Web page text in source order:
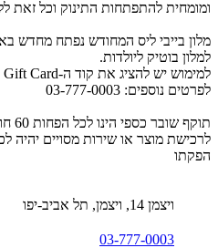
ומומחית להתפתחות התינוק וכל זאת
למלון בוטיק ליולדות.
לפרטים נוספים: 03-777-0003
הפקתו
ויצמן 14, ויצמן‬, תל אביב-יפו
03-777-0003